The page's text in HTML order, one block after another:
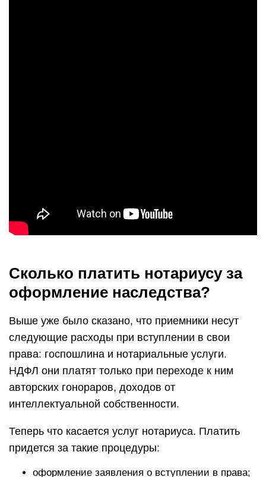
Сколько платить нотариусу за
оформление наследства?
Выше уже было сказано, что приемники несут
следующие расходы при вступлении в свои
права: госпошлина и нотариальные услуги.
НДФЛ они платят только при переходе к ним
авторских гонораров, доходов от
интеллектуальной собственности.
Теперь что касается услуг нотариуса. Платить
придется за такие процедуры:
оформление заявления о вступлении в права;